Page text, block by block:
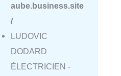
aube.business.site
/
LUDOVIC
DODARD
ÉLECTRICIEN -